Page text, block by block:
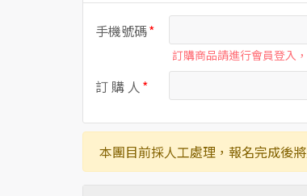
手機號碼
訂購商品請進行會員登入
訂 購 人
本團目前採人工處理，報名完成後